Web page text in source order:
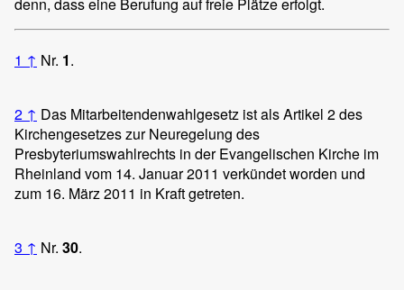
denn, dass eine Berufung auf freie Plätze erfolgt.
1 ↑ Nr. 1.
2 ↑ Das Mitarbeitendenwahlgesetz ist als Artikel 2 des
Kirchengesetzes zur Neuregelung des
Presbyteriumswahlrechts in der Evangelischen Kirche im
Rheinland vom 14. Januar 2011 verkündet worden und
zum 16. März 2011 in Kraft getreten.
3 ↑ Nr. 30.